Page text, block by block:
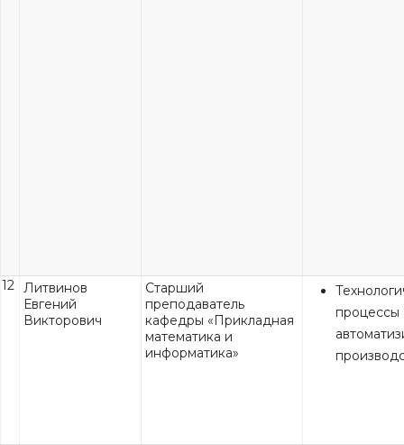
12 Литвинов
Евгений
Викторович
Старший
преподаватель
кафедры «Прикладная
математика и
информатика»
процессы